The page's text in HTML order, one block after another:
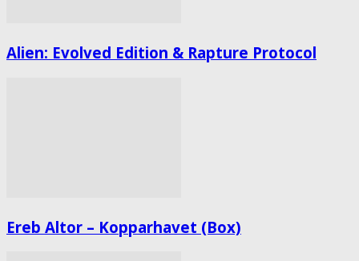
Alien: Evolved Edition & Rapture Protocol
Ereb Altor – Kopparhavet (Box)